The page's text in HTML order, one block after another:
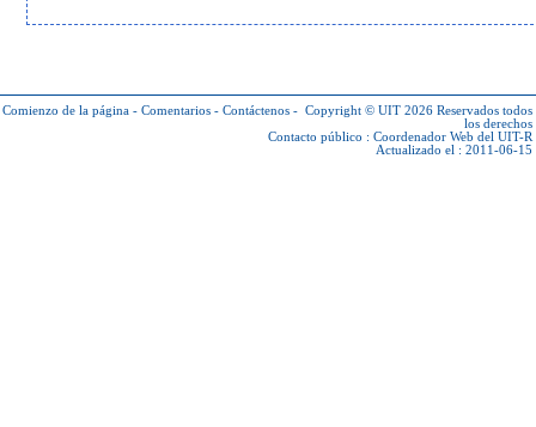
Comienzo de la página - Comentarios - Contáctenos - Copyright © UIT 2026 Reservados todos
los derechos
Contacto público : Coordenador Web del UIT-R
Actualizado el : 2011-06-15